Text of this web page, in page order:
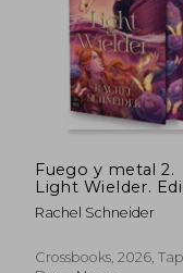
50%
dcto. $
Fuego y metal 2.
Light Wielder.
con cantos
Rachel Schneider
Crossbooks, 2026,